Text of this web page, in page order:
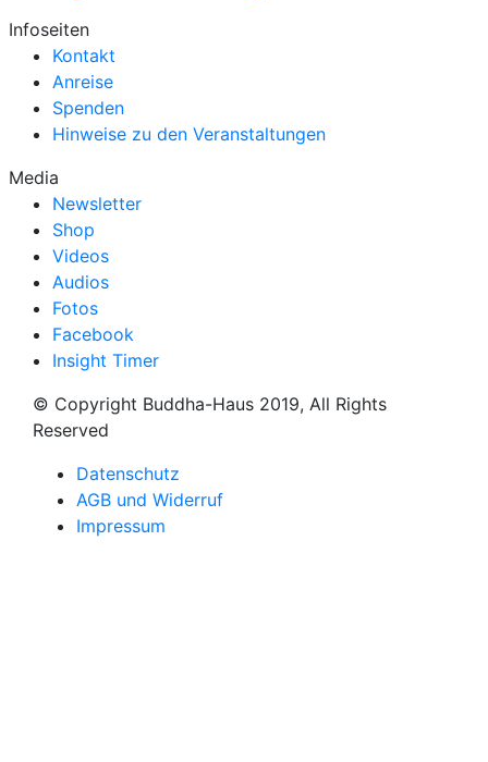
Infoseiten
Kontakt
Anreise
Spenden
Hinweise zu den Veranstaltungen
Media
Newsletter
Shop
Videos
Audios
Fotos
Facebook
Insight Timer
© Copyright Buddha-Haus 2019, All Rights
Reserved
Datenschutz
AGB und Widerruf
Impressum